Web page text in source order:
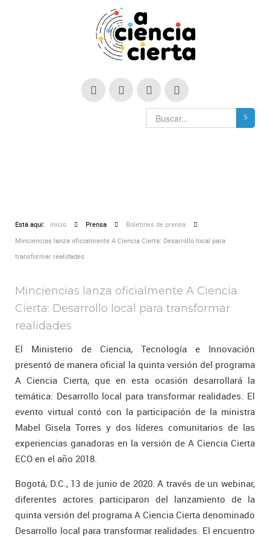
Está aquí: Inicio Prensa
Boletines de prensa
Minciencias lanza oficialmente A Ciencia Cierta: Desarrollo local para
transformar realidades
Minciencias lanza oficialmente A Ciencia
Cierta: Desarrollo local para transformar
realidades
El Ministerio de Ciencia, Tecnología e Innovación
presentó de manera oficial la quinta versión del programa
A Ciencia Cierta, que en esta ocasión desarrollará la
temática: Desarrollo local para transformar realidades. El
evento virtual contó con la participación de la ministra
Mabel Gisela Torres y dos líderes comunitarios de las
experiencias ganadoras en la versión de A Ciencia Cierta
ECO en el año 2018.
Bogotá, D.C., 13 de junio de 2020. A través de un webinar,
diferentes actores participaron del lanzamiento de la
quinta versión del programa A Ciencia Cierta denominado
Desarrollo local para transformar realidades. El encuentro